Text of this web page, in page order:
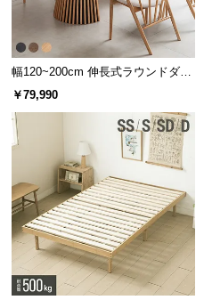
幅120~200cm 伸長式ラウンドダイ
ニングテーブル 6人掛け 天然木突
￥79,990